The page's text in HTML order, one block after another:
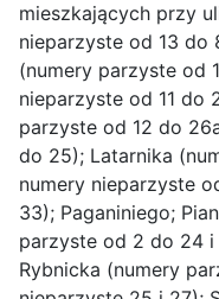
mieszkających przy
nieparzyste od 13 do
(numery parzyste od
nieparzyste od 11 do
parzyste od 12 do
do 25); Latarnika
numery nieparzyste
33); Paganiniego;
parzyste od 2 do 24 i
Rybnicka (numery